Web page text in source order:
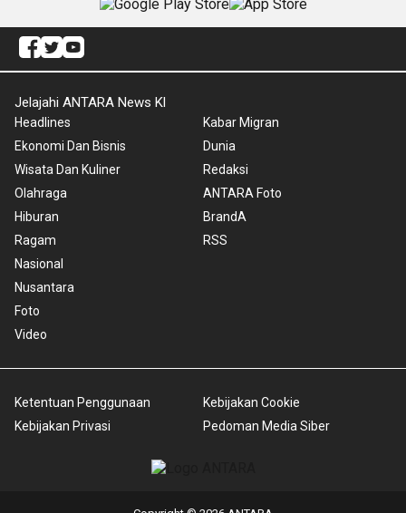
Jelajahi ANTARA News Kl
Headlines
Ekonomi Dan Bisnis
Wisata Dan Kuliner
Olahraga
Hiburan
Ragam
Nasional
Nusantara
Foto
Video
Kabar Migran
Dunia
Redaksi
ANTARA Foto
BrandA
RSS
Ketentuan Penggunaan
Kebijakan Privasi
Kebijakan Cookie
Pedoman Media Siber